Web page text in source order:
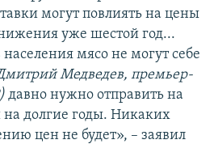
могут повлиять на цены
уже шестой год...
мясо не могут себе
Медведев, премьер-
давно нужно отправить на
на долгие годы. Никаких
цен не будет», – заявил